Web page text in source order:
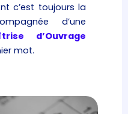
c’est toujours la
d’une
d’Ouvrage
mot.